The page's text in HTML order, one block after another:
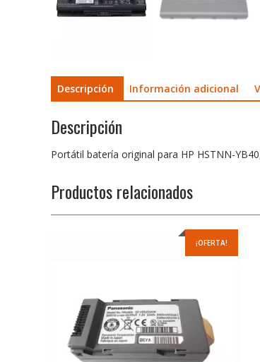
Descripción Información adicional
Descripción
Portátil batería original para HP HSTNN-
Productos relacionados
¡OFERTA!